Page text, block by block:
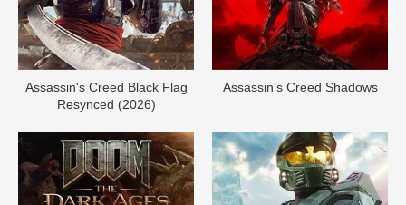
Assassin's Creed Black Flag
Resynced (2026)
Assassin's Creed Shadows